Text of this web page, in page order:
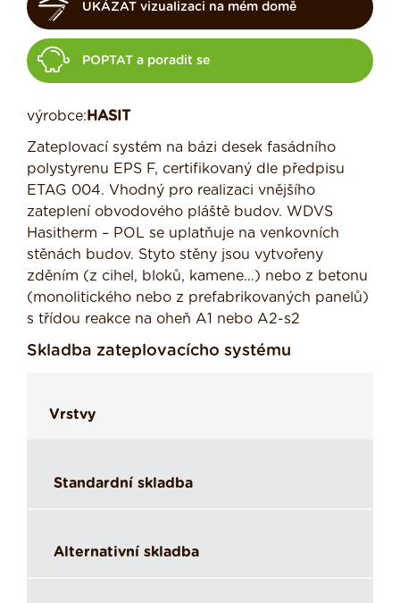
UKÁZAT vizualizaci na mém domě
POPTAT a poradit se
výrobce:HASIT
Zateplovací systém na bázi desek fasádního
polystyrenu EPS F, certifikovaný dle předpisu
ETAG 004. Vhodný pro realizaci vnějšího
zateplení obvodového pláště budov. WDVS
Hasitherm – POL se uplatňuje na venkovních
stěnách budov. Styto stěny jsou vytvořeny
zděním (z cihel, bloků, kamene…) nebo z betonu
(monolitického nebo z prefabrikovaných panelů)
s třídou reakce na oheň A1 nebo A2-s2
Skladba zateplovacícho systému
Vrstvy
Standardní skladba
Alternativní skladba